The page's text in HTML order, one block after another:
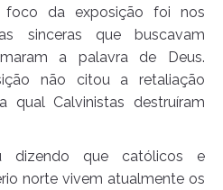
foco da exposição foi nos
sinceras que buscavam
a palavra de Deus.
não citou a retaliação
qual Calvinistas destruíram
dizendo que católicos e
norte vivem atualmente os